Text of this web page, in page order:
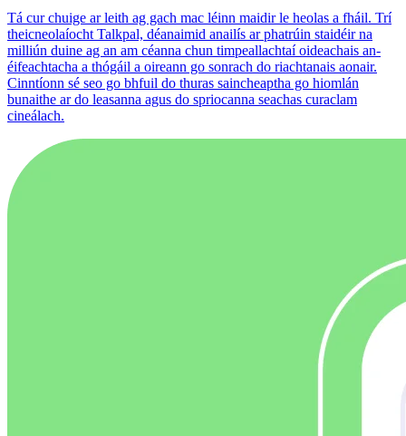
Tá cur chuige ar leith ag gach mac léinn maidir le heolas a fháil. Trí
theicneolaíocht Talkpal, déanaimid anailís ar phatrúin staidéir na
milliún duine ag an am céanna chun timpeallachtaí oideachais an-
éifeachtacha a thógáil a oireann go sonrach do riachtanais aonair.
Cinntíonn sé seo go bhfuil do thuras saincheaptha go hiomlán
bunaithe ar do leasanna agus do spriocanna seachas curaclam
cineálach.